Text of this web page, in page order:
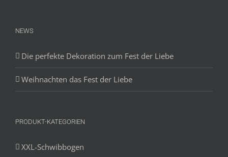
NEWS
Die perfekte Dekoration zum Fest der Liebe
Weihnachten das Fest der Liebe
PRODUKT-KATEGORIEN
XXL-Schwibbogen